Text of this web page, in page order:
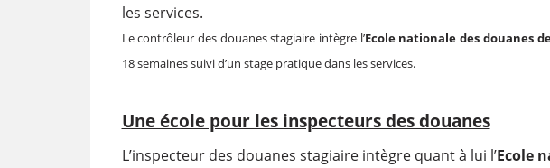
les services.
Le contrôleur des douanes stagiaire intègre l’Ecole nationale des douanes
18 semaines suivi d’un stage pratique dans les services.
Une école pour les inspecteurs des douanes
L’inspecteur des douanes stagiaire intègre quant à lui l’Ecole